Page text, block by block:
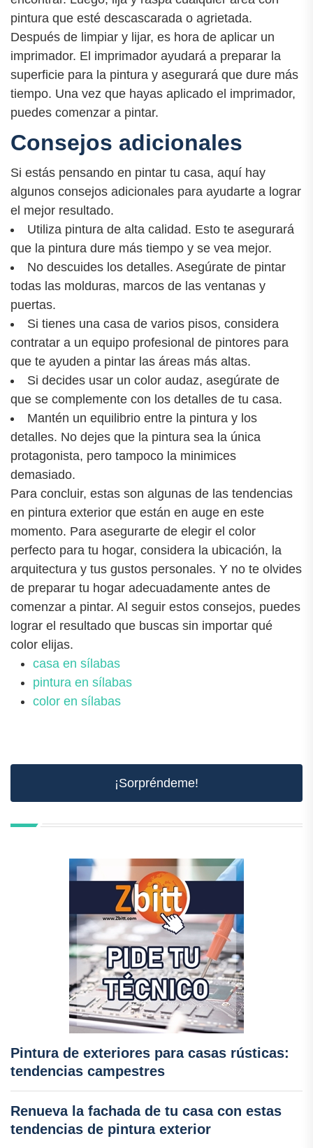
pintura que esté descascarada o agrietada.
Después de limpiar y lijar, es hora de aplicar un
imprimador. El imprimador ayudará a preparar la
superficie para la pintura y asegurará que dure más
tiempo. Una vez que hayas aplicado el imprimador,
puedes comenzar a pintar.
Consejos adicionales
Si estás pensando en pintar tu casa, aquí hay
algunos consejos adicionales para ayudarte a lograr
el mejor resultado.
Utiliza pintura de alta calidad. Esto te asegurará
que la pintura dure más tiempo y se vea mejor.
No descuides los detalles. Asegúrate de pintar
todas las molduras, marcos de las ventanas y
puertas.
Si tienes una casa de varios pisos, considera
contratar a un equipo profesional de pintores para
que te ayuden a pintar las áreas más altas.
Si decides usar un color audaz, asegúrate de
que se complemente con los detalles de tu casa.
Mantén un equilibrio entre la pintura y los
detalles. No dejes que la pintura sea la única
protagonista, pero tampoco la minimices
demasiado.
Para concluir, estas son algunas de las tendencias
en pintura exterior que están en auge en este
momento. Para asegurarte de elegir el color
perfecto para tu hogar, considera la ubicación, la
arquitectura y tus gustos personales. Y no te olvides
de preparar tu hogar adecuadamente antes de
comenzar a pintar. Al seguir estos consejos, puedes
lograr el resultado que buscas sin importar qué
color elijas.
casa en sílabas
pintura en sílabas
color en sílabas
¡Sorpréndeme!
Pintura de exteriores para casas rústicas:
tendencias campestres
Renueva la fachada de tu casa con estas
tendencias de pintura exterior